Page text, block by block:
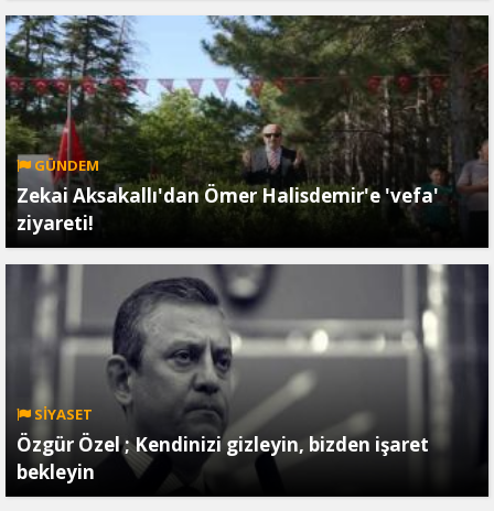
GÜNDEM
Zekai Aksakallı'dan Ömer Halisdemir'e 'vefa'
ziyareti!
SİYASET
Özgür Özel ; Kendinizi gizleyin, bizden işaret
bekleyin